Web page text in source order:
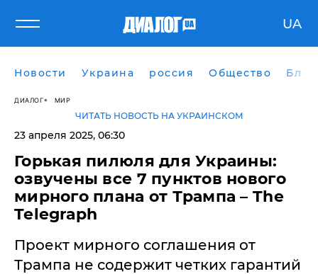
UA
Новости Украина россия Общество
ДИАЛОГ МИР
ЧИТАТЬ НОВОСТЬ НА УКРАИНСКОМ
23 апреля 2025, 06:30
​Горькая пилюля для Украины:
озвучены все 7 пунктов нового
мирного плана от Трампа – The
Telegraph
Проект мирного соглашения от
Трампа не содержит четких гарантий